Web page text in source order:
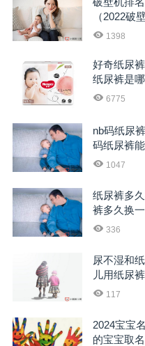
（2022破
1398
好奇纸尿
纸尿裤是哪
6775
nb码纸尿
码纸尿裤
1047
纸尿裤多
裤多久换一
336
尿不湿和
儿用纸尿裤
117
2024宝宝
的宝宝取名